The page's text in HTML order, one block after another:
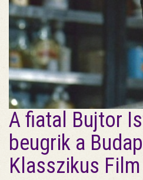
A fiatal Bujtor
beugrik a
Klasszikus